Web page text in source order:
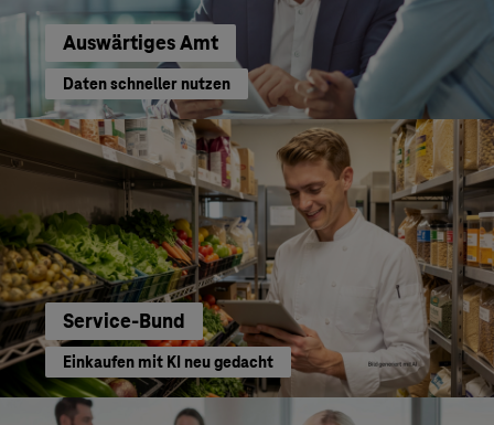
Auswärtiges Amt
Daten schneller nutzen
Service-Bund
Einkaufen mit KI neu gedacht